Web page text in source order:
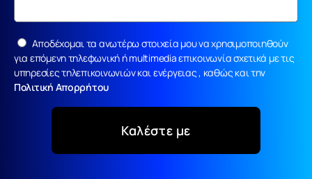
Αποδέχομαι τα ανωτέρω στοιχεία μου να χρησιμοποιηθούν
για επόμενη τηλεφωνική ή multimedia επικοινωνία σχετικά με τις
υπηρεσίες τηλεπικοινωνιών και ενέργειας , καθώς και την
Πολιτική Απορρήτου
Καλέστε με